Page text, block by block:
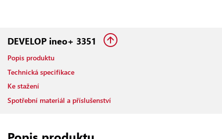
DEVELOP ineo+ 3351
Popis produktu
Technická specifikace
Ke stažení
Spotřební materiál a příslušenství